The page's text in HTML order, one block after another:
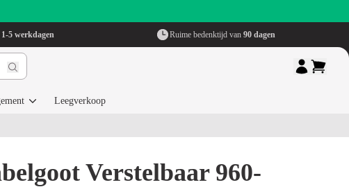
1-5 werkdagen Ruime bedenktijd van 90 dagen
Leegverkoop
Verstelbaar 960-